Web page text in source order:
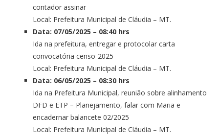
contador assinar
Local: Prefeitura Municipal de Cláudia – MT.
Data: 07/05/2025 – 08:40 hrs
Ida na prefeitura, entregar e protocolar carta
convocatória censo-2025
Local: Prefeitura Municipal de Cláudia – MT.
Data: 06/05/2025 – 08:30 hrs
Ida na Prefeitura Municipal, reunião sobre alinhamento
DFD e ETP – Planejamento, falar com Maria e
encadernar balancete 02/2025
Local: Prefeitura Municipal de Cláudia – MT.